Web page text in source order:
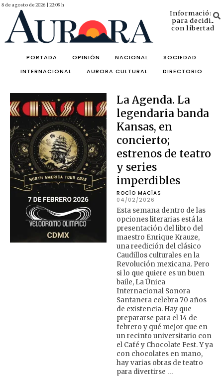
8 de agosto de 2026 | 22:09 h
Información
para decidir
con libertad
PORTADA OPINIÓN NACIONAL
SOCIEDAD
INTERNACIONAL
AURORA CULTURAL DIRECTORIO
La Agenda. La
legendaria banda
Kansas, en
concierto;
estrenos de teatro
y series
imperdibles
ROCÍO MACÍAS
04/02/2026
Esta semana dentro de las
opciones literarias está la
presentación del libro del
maestro Enrique Krauze,
una reedición del clásico
Caudillos culturales en la
Revolución mexicana. Pero
si lo que quiere es un buen
baile, La Única
Internacional Sonora
Santanera celebra 70 años
de existencia. Hay que
prepararse para el 14 de
febrero y qué mejor que en
un recinto universitario con
el Café y Chocolate Fest. Y ya
con chocolates en mano,
hay varias obras de teatro
para divertirse …